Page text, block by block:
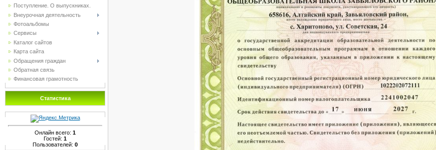
Поступление. О выпускниках.
Внеурочная деятельность
Фотоальбомы
Сервисы
Каталог сайтов
Карта сайта
Обращения граждан
Обратная связь
Финансовая грамотность
Статистика
Онлайн всего: 1
Гостей: 1
Пользователей: 0